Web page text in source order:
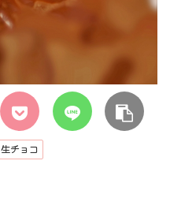
生チョコ